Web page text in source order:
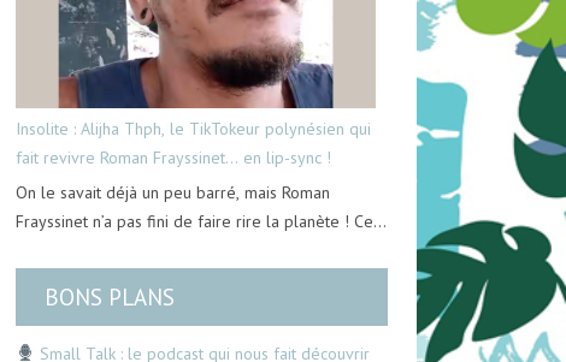
Insolite : Alijha Thph, le TikTokeur polynésien qui
fait revivre Roman Frayssinet… en lip-sync !
On le savait déjà un peu barré, mais Roman
Frayssinet n’a pas fini de faire rire la planète ! Ce…
BONS PLANS
Small Talk : le podcast qui nous fait découvrir